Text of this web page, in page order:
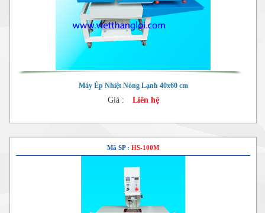
Máy Ép Nhiệt Nóng Lạnh 40x60 cm
Giá : Liên hệ
Mã SP : HS-100M